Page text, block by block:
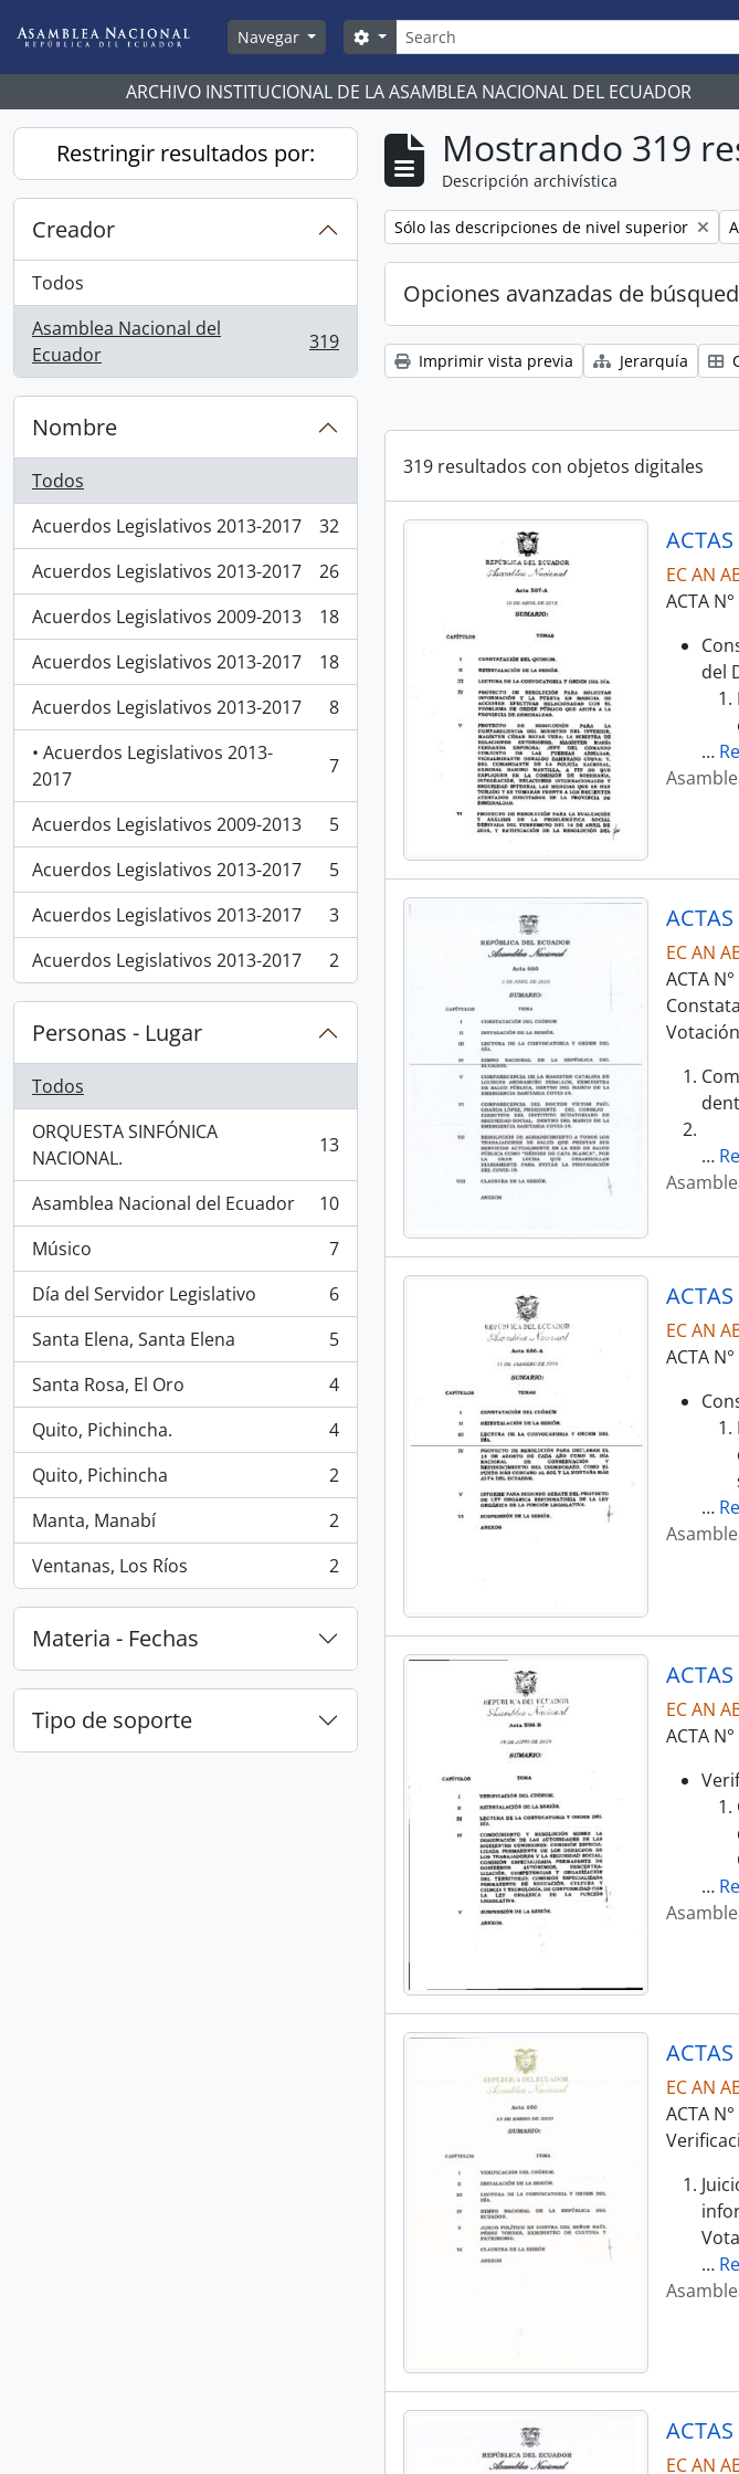
Navegar
Búsqueda
Search options
ARCHIVO INSTITUCIONAL DE LA ASAMBLEA NACIONAL DEL ECUADOR
Restringir resultados por:
Creador
Todos
Asamblea Nacional del
Ecuador
, 319 resultados 319
Nombre
Todos
Acuerdos Legislativos 2013-2017
, 32 resultados
32
Acuerdos Legislativos 2013-2017
, 26 resultados
26
Acuerdos Legislativos 2009-2013
, 18 resultados
18
Acuerdos Legislativos 2013-2017
, 18 resultados
18
Acuerdos Legislativos 2013-2017
, 8 resultados
8
• Acuerdos Legislativos 2013-
2017
, 7 resultados 7
Acuerdos Legislativos 2009-2013
, 5 resultados
5
Acuerdos Legislativos 2013-2017
, 5 resultados
5
Acuerdos Legislativos 2013-2017
, 3 resultados
3
Acuerdos Legislativos 2013-2017
, 2 resultados 2
Personas - Lugar
Todos
ORQUESTA SINFÓNICA
NACIONAL.
, 13 resultados 13
Asamblea Nacional del Ecuador
, 10 resultados
10
Músico
, 7 resultados
7
Día del Servidor Legislativo
, 6 resultados
6
Santa Elena, Santa Elena
, 5 resultados
5
Santa Rosa, El Oro
, 4 resultados
4
Quito, Pichincha.
, 4 resultados
4
Quito, Pichincha
, 2 resultados
2
Manta, Manabí
, 2 resultados
2
Ventanas, Los Ríos
, 2 resultados 2
Materia - Fechas
Tipo de soporte
Mostrando 319
Descripción archivística
Remove filter:
Sólo las descripciones de nivel superior
Opciones avanzadas de
Imprimir vista previa Jerarquía
319 resultados con objetos digitales
EC AN
ACTA
del
…
EC AN
ACTA
…
EC AN
ACTA
…
EC AN
ACTA
…
EC AN
ACTA
…
EC AN